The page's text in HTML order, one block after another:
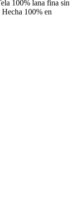
100% lana fina sin
100% en